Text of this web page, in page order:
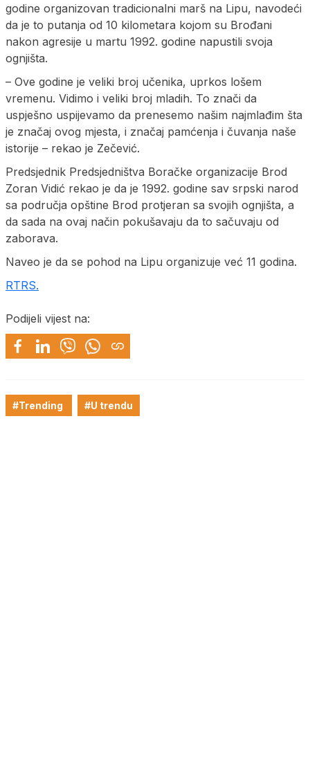
godine organizovan tradicionalni marš na Lipu, navodeći
da je to putanja od 10 kilometara kojom su Brođani
nakon agresije u martu 1992. godine napustili svoja
ognjišta.
– Ove godine je veliki broj učenika, uprkos lošem
vremenu. Vidimo i veliki broj mladih. To znači da
uspješno uspijevamo da prenesemo našim najmlađim šta
je značaj ovog mjesta, i značaj pamćenja i čuvanja naše
istorije – rekao je Zečević.
Predsjednik Predsjedništva Boračke organizacije Brod
Zoran Vidić rekao je da je 1992. godine sav srpski narod
sa područja opštine Brod protjeran sa svojih ognjišta, a
da sada na ovaj način pokušavaju da to sačuvaju od
zaborava.
Naveo je da se pohod na Lipu organizuje već 11 godina.
RTRS.
Podijeli vijest na:
#Trending #U trendu